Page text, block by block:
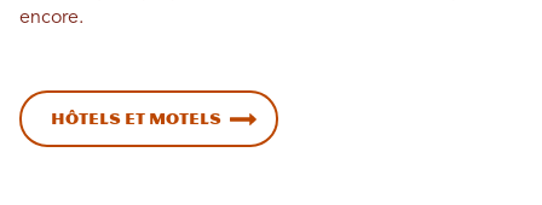
encore.
Hôtels et motels